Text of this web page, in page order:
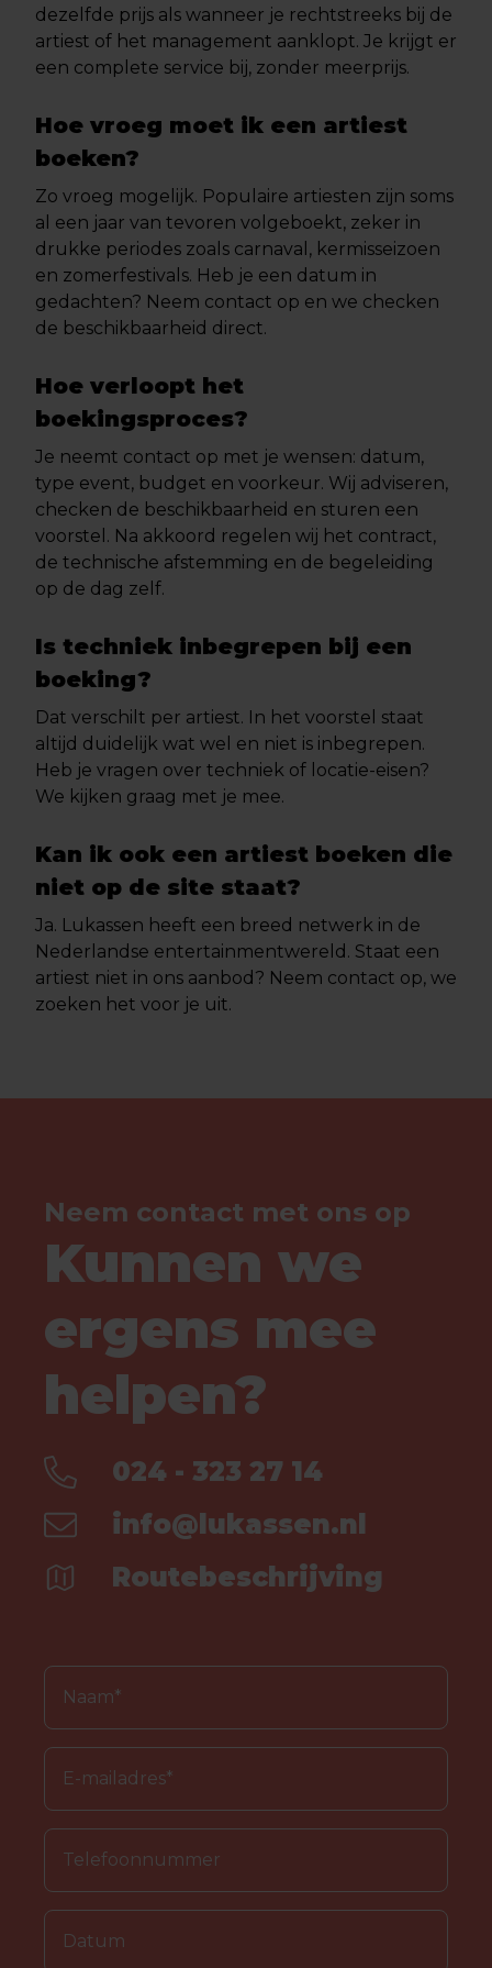
dezelfde prijs als wanneer je rechtstreeks bij de
artiest of het management aanklopt. Je krijgt er
een complete service bij, zonder meerprijs.
Hoe vroeg moet ik een artiest
boeken?
Zo vroeg mogelijk. Populaire artiesten zijn soms
al een jaar van tevoren volgeboekt, zeker in
drukke periodes zoals carnaval, kermisseizoen
en zomerfestivals. Heb je een datum in
gedachten? Neem contact op en we checken
de beschikbaarheid direct.
Hoe verloopt het
boekingsproces?
Je neemt contact op met je wensen: datum,
type event, budget en voorkeur. Wij adviseren,
checken de beschikbaarheid en sturen een
voorstel. Na akkoord regelen wij het contract,
de technische afstemming en de begeleiding
op de dag zelf.
Is techniek inbegrepen bij een
boeking?
Dat verschilt per artiest. In het voorstel staat
altijd duidelijk wat wel en niet is inbegrepen.
Heb je vragen over techniek of locatie-eisen?
We kijken graag met je mee.
Kan ik ook een artiest boeken die
niet op de site staat?
Ja. Lukassen heeft een breed netwerk in de
Nederlandse entertainmentwereld. Staat een
artiest niet in ons aanbod? Neem contact op, we
zoeken het voor je uit.
Neem contact met ons op
Kunnen we
ergens mee
helpen?
024 - 323 27 14
info@lukassen.nl
Routebeschrijving